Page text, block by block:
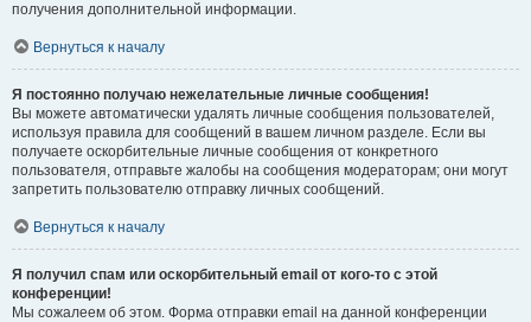
получения дополнительной информации.
Вернуться к началу
Я постоянно получаю нежелательные личные сообщения!
Вы можете автоматически удалять личные сообщения пользователей,
используя правила для сообщений в вашем личном разделе. Если вы
получаете оскорбительные личные сообщения от конкретного
пользователя, отправьте жалобы на сообщения модераторам; они могут
запретить пользователю отправку личных сообщений.
Вернуться к началу
Я получил спам или оскорбительный email от кого-то с этой
конференции!
Мы сожалеем об этом. Форма отправки email на данной конференции